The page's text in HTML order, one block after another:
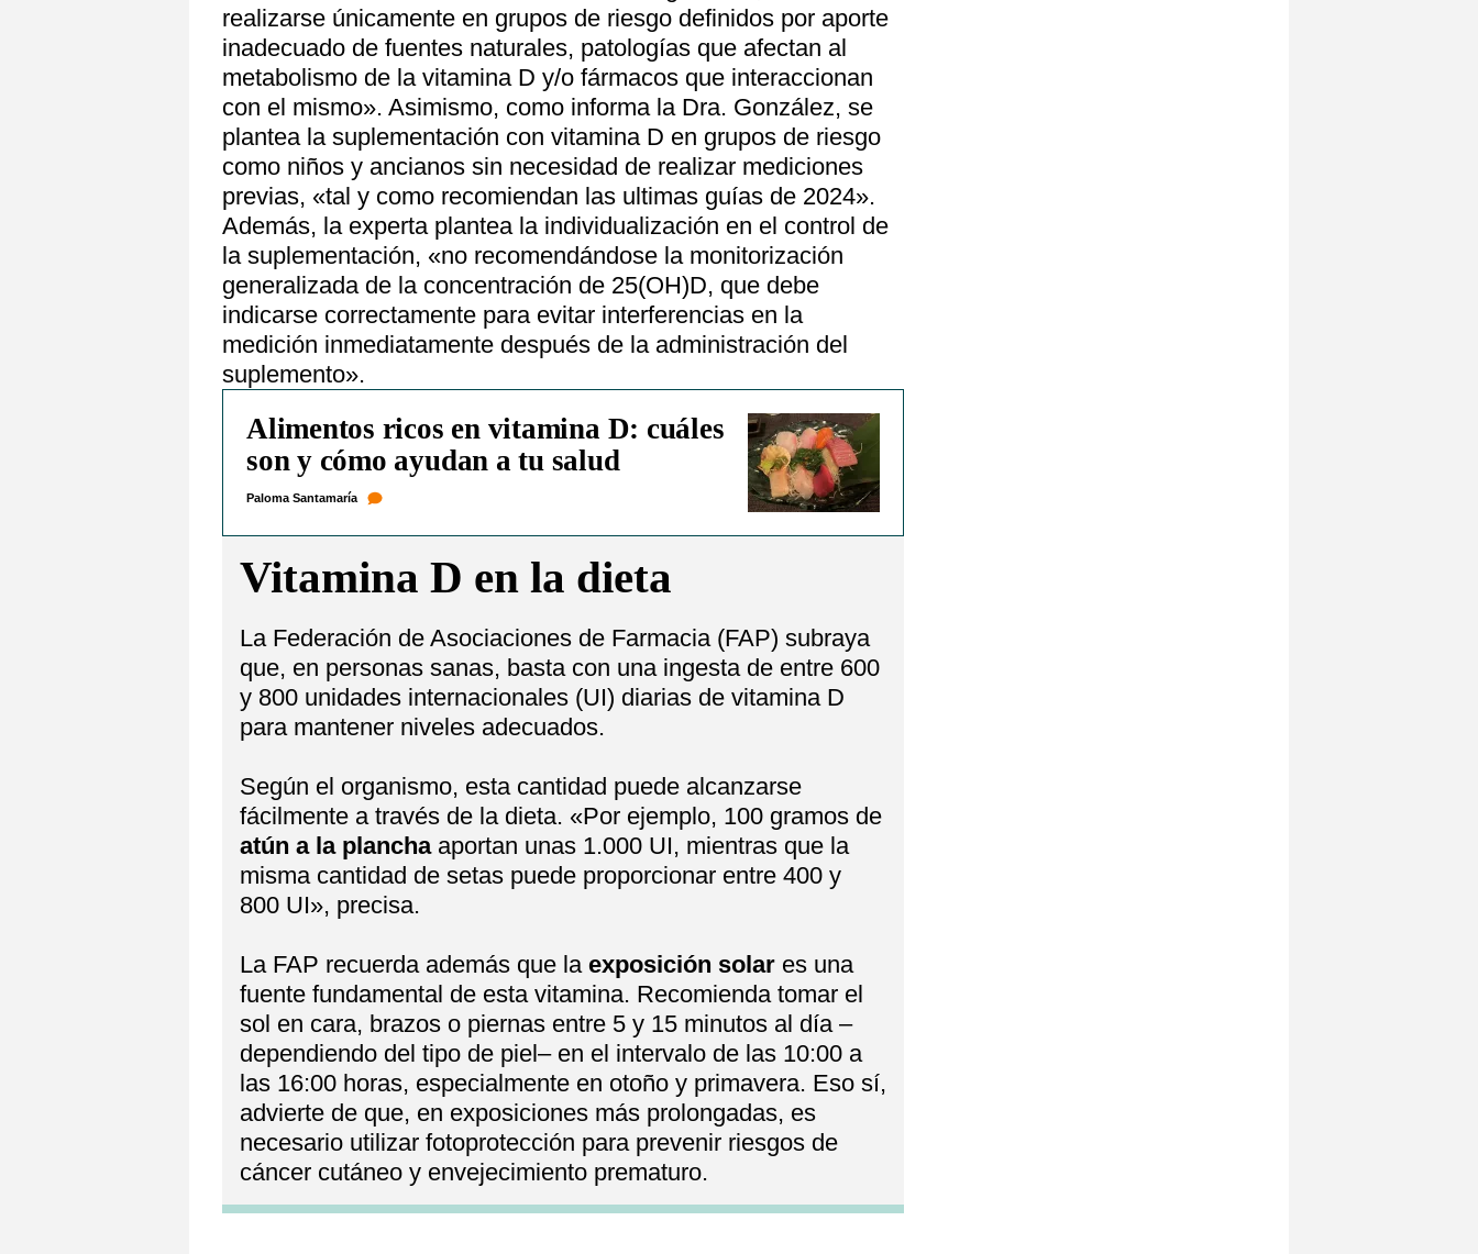
realizarse únicamente en grupos de riesgo definidos por aporte
inadecuado de fuentes naturales, patologías que afectan al
metabolismo de la vitamina D y/o fármacos que interaccionan
con el mismo». Asimismo, como informa la Dra. González, se
plantea la suplementación con vitamina D en grupos de riesgo
como niños y ancianos sin necesidad de realizar mediciones
previas, «tal y como recomiendan las ultimas guías de 2024».
Además, la experta plantea la individualización en el control de
la suplementación, «no recomendándose la monitorización
generalizada de la concentración de 25(OH)D, que debe
indicarse correctamente para evitar interferencias en la
medición inmediatamente después de la administración del
suplemento».
Alimentos ricos en vitamina D: cuáles
son y cómo ayudan a tu salud
Paloma Santamaría
Vitamina D en la dieta
La Federación de Asociaciones de Farmacia (FAP) subraya
que, en personas sanas, basta con una ingesta de entre 600
y 800 unidades internacionales (UI) diarias de vitamina D
para mantener niveles adecuados.
Según el organismo, esta cantidad puede alcanzarse
fácilmente a través de la dieta. «Por ejemplo, 100 gramos de
atún a la planchaaportan unas 1.000 UI, mientras que la
misma cantidad de setas puede proporcionar entre 400 y
800 UI», precisa.
La FAP recuerda además que la exposición solar es una
fuente fundamental de esta vitamina. Recomienda tomar el
sol en cara, brazos o piernas entre 5 y 15 minutos al día –
dependiendo del tipo de piel– en el intervalo de las 10:00 a
las 16:00 horas, especialmente en otoño y primavera. Eso sí,
advierte de que, en exposiciones más prolongadas, es
necesario utilizar fotoprotección para prevenir riesgos de
cáncer cutáneo y envejecimiento prematuro.